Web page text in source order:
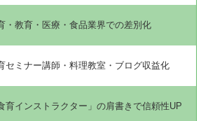
・教育・医療・食品業界での差別化
セミナー講師・料理教室・ブログ収益化
育インストラクター」の肩書きで信頼性UP